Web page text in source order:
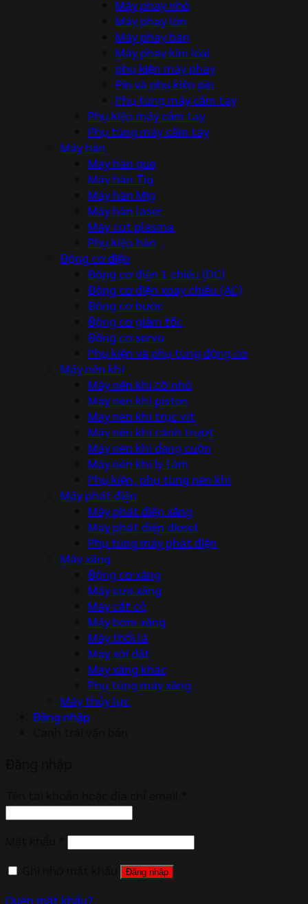
Máy phay nhỏ
Máy phay lớn
Máy phay bàn
Máy phay kim loại
phụ kiện máy phay
Pin và phụ kiện pin
Phụ tùng máy cầm tay
Phụ kiện máy cầm tay
Phụ tùng máy cầm tay
Máy hàn
Máy hàn que
Máy hàn Tig
Máy hàn Mig
Máy hàn laser
Máy cut plasma
Phụ kiện hàn
Động cơ điện
Động cơ điện 1 chiều (DC)
Động cơ điện xoay chiều (AC)
Động cơ bước
Động cơ giảm tốc
Động cơ servo
Phụ kiện và phụ tùng động cơ
Máy nén khí
Máy nén khí cỡ nhỏ
Máy nén khí piston
Máy nén khí trục vít
Máy nén khí cánh trượt
Máy nén khí dạng cuộn
Máy nén khí ly tâm
Phụ kiện, phụ tùng nén khí
Máy phát điện
Máy phát điện xăng
Máy phát điện diesel
Phụ tùng máy phát điện
Máy xăng
Động cơ xăng
Máy cưa xăng
Máy cắt cỏ
Máy bơm xăng
Máy thổi lá
Máy xới đất
Máy xăng khác
Phụ tùng máy xăng
Máy thủy lực
Đăng nhập
Đăng nhập
Quên mật khẩu?